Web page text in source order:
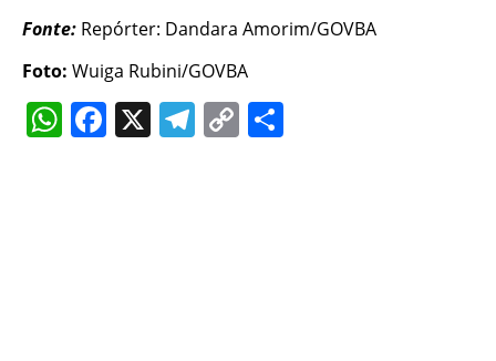
Fonte: Repórter: Dandara Amorim/GOVBA
Foto: Wuiga Rubini/GOVBA
WhatsApp
Facebook
X Telegram
Copy